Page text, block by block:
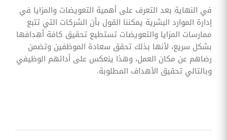
في النهاية بعد التعرف على أهمية التعويضات والمزايا في
إدارة الموارد البشرية يمكننا القول بأن الشركات التي تتبع
ممارسات المزايا والتعويضات تستطيع تحقيق كافة أهدافها
بشكل سريع، لأنها بذلك تحقق سعادة الموظفين وتضمن
رضاهم عن مكان العمل، وهذا ينعكس على أدائهم الوظيفي
وبالتالي تحقيق الأهداف المطلوبة.